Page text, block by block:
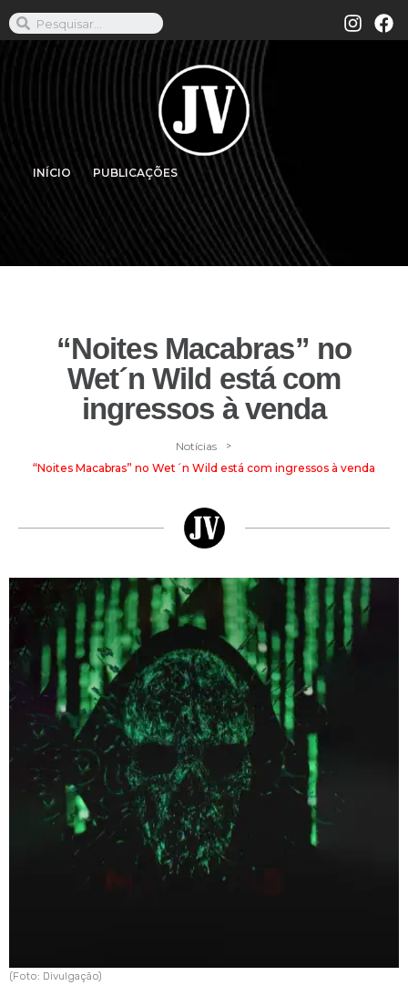
INÍCIO PUBLICAÇÕES
“Noites Macabras” no
Wet´n Wild está com
ingressos à venda
Notícias >
“Noites Macabras” no Wet´n Wild está com ingressos à venda
(Foto: Divulgação)